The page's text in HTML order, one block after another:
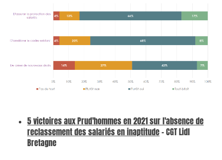
5 victoires aux Prud'hommes en 2021 sur l'absence de
reclassement des salariés en inaptitude- CGT Lidl
Bretagne